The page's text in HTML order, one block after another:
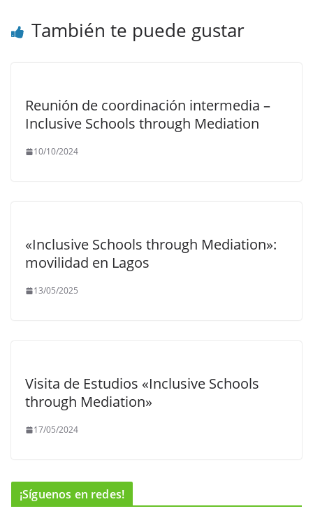
También te puede gustar
Reunión de coordinación intermedia –
Inclusive Schools through Mediation
10/10/2024
«Inclusive Schools through Mediation»:
movilidad en Lagos
13/05/2025
Visita de Estudios «Inclusive Schools
through Mediation»
17/05/2024
¡Síguenos en redes!